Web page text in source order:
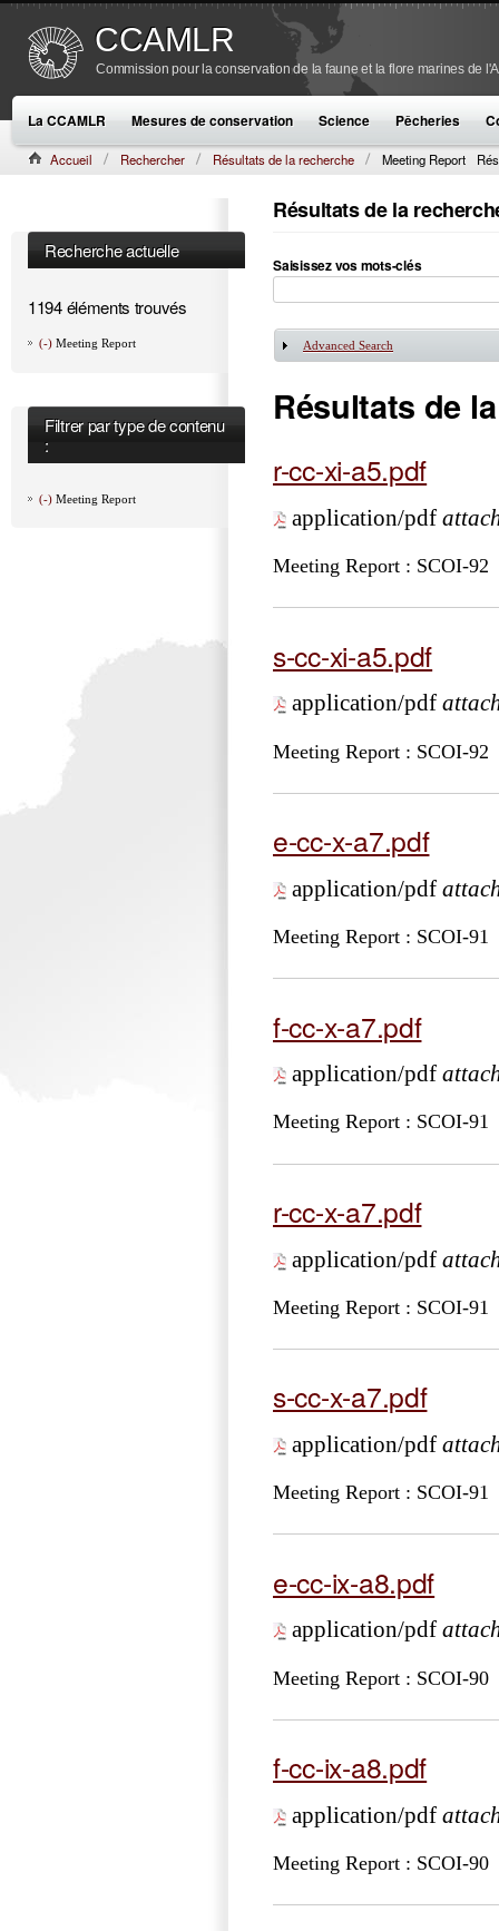
CCAMLR
Commission pour la conservation de la faune et la flore marines de
La CCAMLR Mesures de conservation Science Pêcheries
Accueil Rechercher Résultats de la recherche Meeting Report
Recherche actuelle
1194 éléments trouvés
(-) Meeting Report
Filtrer par type de contenu
:
(-) Meeting Report
Résultats de la
Saisissez vos mots-clés
Afficher
Advanced Search
Résultats de
r-cc-xi-a5.pdf
application/pdf
Meeting Report : SCOI-92
s-cc-xi-a5.pdf
application/pdf
Meeting Report : SCOI-92
e-cc-x-a7.pdf
application/pdf
Meeting Report : SCOI-91
f-cc-x-a7.pdf
application/pdf
Meeting Report : SCOI-91
r-cc-x-a7.pdf
application/pdf
Meeting Report : SCOI-91
s-cc-x-a7.pdf
application/pdf
Meeting Report : SCOI-91
e-cc-ix-a8.pdf
application/pdf
Meeting Report : SCOI-90
f-cc-ix-a8.pdf
application/pdf
Meeting Report : SCOI-90